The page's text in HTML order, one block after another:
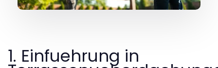
1. Einfuehrung in